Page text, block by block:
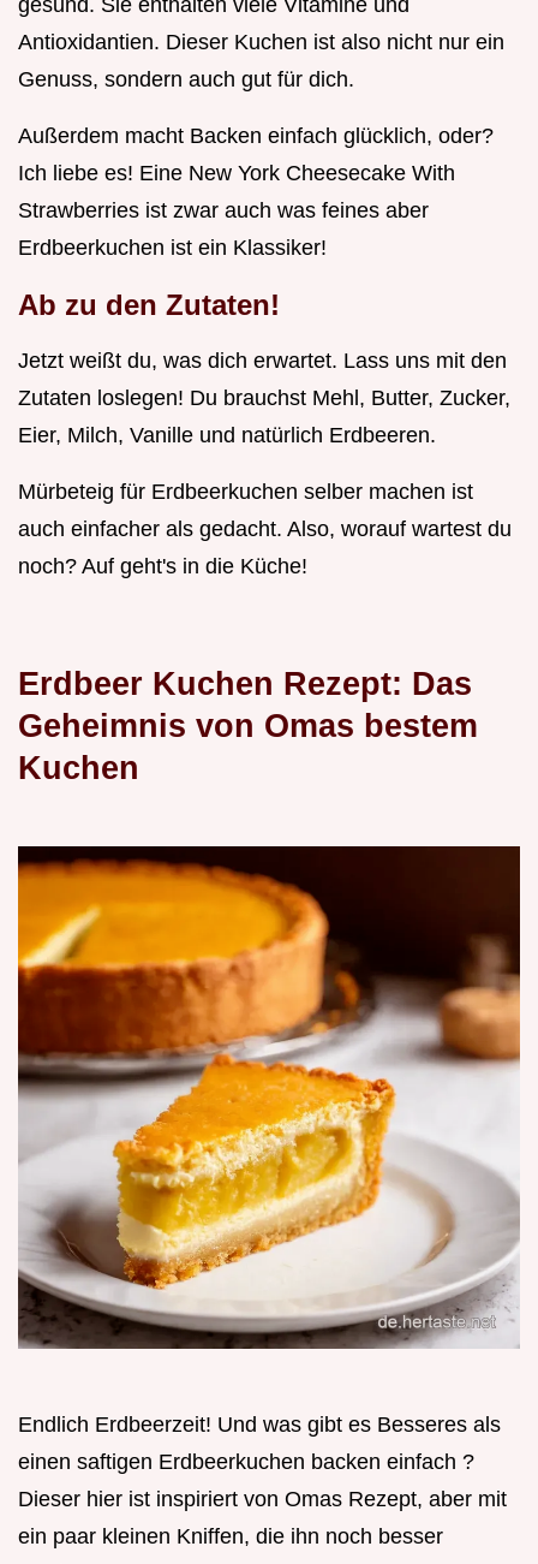
gesund. Sie enthalten viele Vitamine und
Antioxidantien. Dieser Kuchen ist also nicht nur ein
Genuss, sondern auch gut für dich.
Außerdem macht Backen einfach glücklich, oder?
Ich liebe es! Eine New York Cheesecake With
Strawberries ist zwar auch was feines aber
Erdbeerkuchen ist ein Klassiker!
Ab zu den Zutaten!
Jetzt weißt du, was dich erwartet. Lass uns mit den
Zutaten loslegen! Du brauchst Mehl, Butter, Zucker,
Eier, Milch, Vanille und natürlich Erdbeeren.
Mürbeteig für Erdbeerkuchen selber machen ist
auch einfacher als gedacht. Also, worauf wartest du
noch? Auf geht's in die Küche!
Erdbeer Kuchen Rezept: Das
Geheimnis von Omas bestem
Kuchen
Endlich Erdbeerzeit! Und was gibt es Besseres als
einen saftigen Erdbeerkuchen backen einfach ?
Dieser hier ist inspiriert von Omas Rezept, aber mit
ein paar kleinen Kniffen, die ihn noch besser